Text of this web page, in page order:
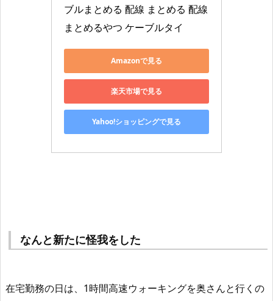
ブルまとめる 配線 まとめる 配線
まとめるやつ ケーブルタイ
Amazonで見る
楽天市場で見る
Yahoo!ショッピングで見る
なんと新たに怪我をした
在宅勤務の日は、1時間高速ウォーキングを奥さんと行くの